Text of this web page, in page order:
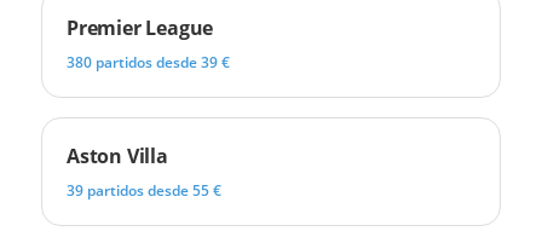
Premier League
380 partidos desde 39 €
Aston Villa
39 partidos desde 55 €